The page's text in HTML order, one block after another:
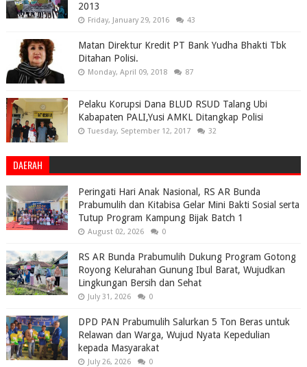
2013
Friday, January 29, 2016 43
Matan Direktur Kredit PT Bank Yudha Bhakti Tbk
Ditahan Polisi.
Monday, April 09, 2018 87
Pelaku Korupsi Dana BLUD RSUD Talang Ubi
Kabapaten PALI,Yusi AMKL Ditangkap Polisi
Tuesday, September 12, 2017 32
DAERAH
Peringati Hari Anak Nasional, RS AR Bunda
Prabumulih dan Kitabisa Gelar Mini Bakti Sosial serta
Tutup Program Kampung Bijak Batch 1
August 02, 2026 0
RS AR Bunda Prabumulih Dukung Program Gotong
Royong Kelurahan Gunung Ibul Barat, Wujudkan
Lingkungan Bersih dan Sehat
July 31, 2026 0
DPD PAN Prabumulih Salurkan 5 Ton Beras untuk
Relawan dan Warga, Wujud Nyata Kepedulian
kepada Masyarakat
July 26, 2026 0